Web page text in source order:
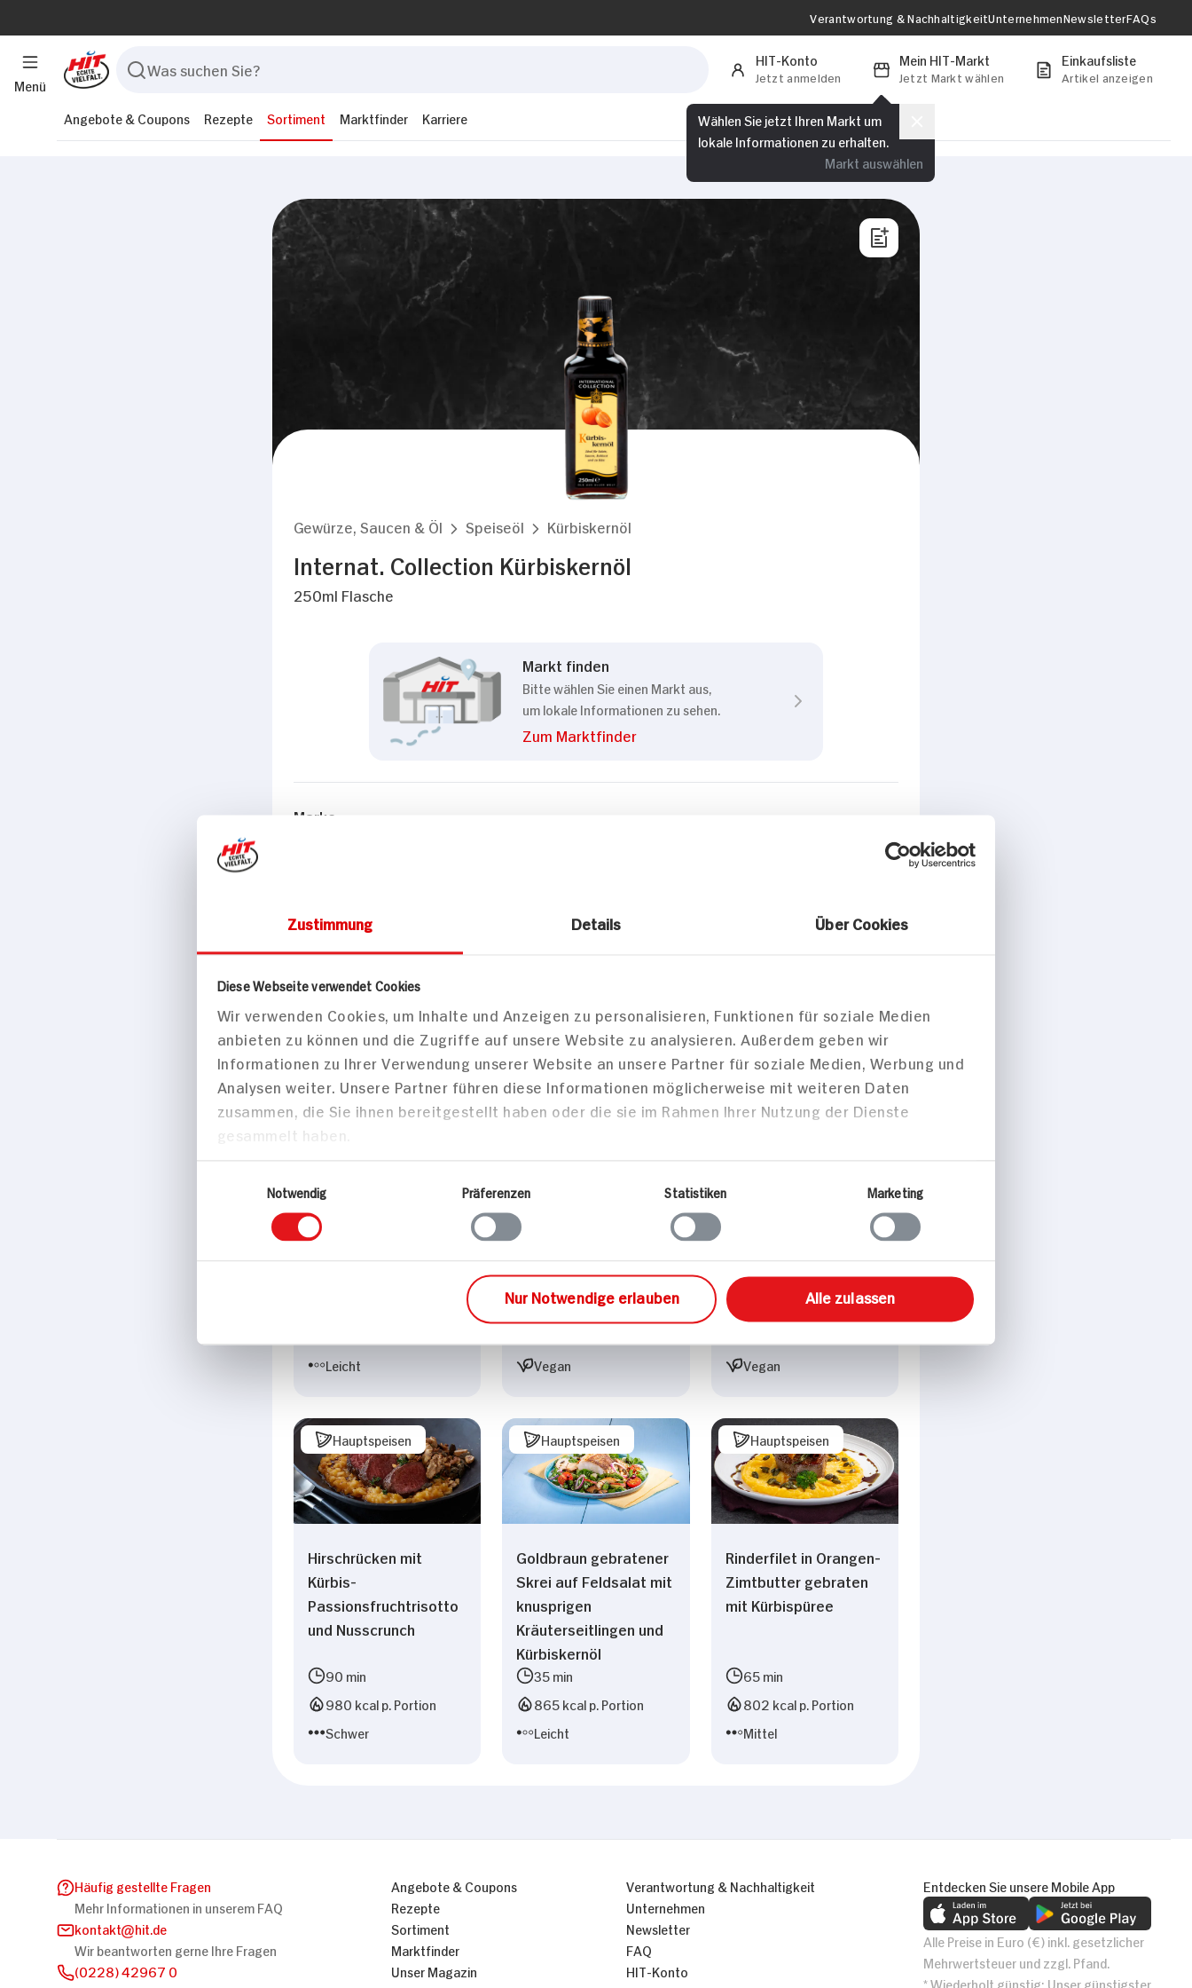
Zustimmung Details Über Cookies
Diese Webseite verwendet Cookies
Wir verwenden Cookies, um Inhalte und Anzeigen zu personalisieren, Funktionen für soziale Medien
anbieten zu können und die Zugriffe auf unsere Website zu analysieren. Außerdem geben wir
Informationen zu Ihrer Verwendung unserer Website an unsere Partner für soziale Medien, Werbung und
Analysen weiter. Unsere Partner führen diese Informationen möglicherweise mit weiteren Daten
zusammen, die Sie ihnen bereitgestellt haben oder die sie im Rahmen Ihrer Nutzung der Dienste
gesammelt haben.
Notwendig
Präferenzen Statistiken Marketing
Nur Notwendige erlauben Alle zulassen
Menü
Verantwortung & NachhaltigkeitUnternehmenNewsletterFAQs
HIT-Konto
Jetzt anmelden
Mein HIT-Markt
Jetzt Markt wählen
Wählen Sie jetzt Ihren Markt um
lokale Informationen zu erhalten.
Markt auswählen
Einkaufsliste
Artikel anzeigen
Angebote & Coupons Rezepte Sortiment Marktfinder Karriere
Gewürze, Saucen & Öl Speiseöl Kürbiskernöl
Internat. Collection Kürbiskernöl
250ml Flasche
Markt finden
Bitte wählen Sie einen Markt aus,
um lokale Informationen zu sehen.
Zum Marktfinder
Marke
Birne mit Parma
Schinken und
Leicht
Kürbis-Steckrüben-
Suppe mit Orangen-
Note und Kürbiskernen
55 min
614 kcal p. Portion
Vegan
Kürbis-Steckrüben-
Suppe mit Orangen-
Note und Kürbiskernen
55 min
614 kcal p. Portion
Vegan
Hauptspeisen
Hirschrücken mit
Kürbis-
Passionsfruchtrisotto
und Nusscrunch
90 min
980 kcal p. Portion
Schwer
Hauptspeisen
Goldbraun gebratener
Skrei auf Feldsalat mit
knusprigen
Kräuterseitlingen und
Kürbiskernöl
35 min
865 kcal p. Portion
Leicht
Hauptspeisen
Rinderfilet in Orangen-
Zimtbutter gebraten
mit Kürbispüree
65 min
802 kcal p. Portion
Mittel
Häufig gestellte Fragen
Mehr Informationen in unserem FAQ
kontakt
hit.de
Wir beantworten gerne Ihre Fragen
(0228) 42967 0
Angebote & Coupons
Rezepte
Sortiment
Marktfinder
Unser Magazin
Verantwortung & Nachhaltigkeit
Unternehmen
Newsletter
FAQ
HIT-Konto
Entdecken Sie unsere Mobile App
Alle Preise in Euro (€) inkl. gesetzlicher
Mehrwertsteuer und zzgl. Pfand.
* Wiederholt günstig: Unser günstigster